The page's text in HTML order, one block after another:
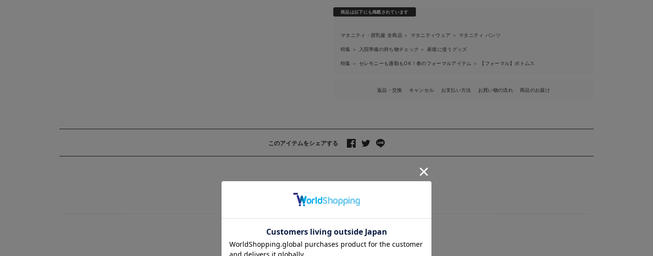
商品は以下にも掲載されています
マタニティ・授乳服 全商品 ＞ マタニティウェア ＞ マタニティ パンツ
特集 ＞ 入院準備の持ち物チェック ＞ 産後に使うグッズ
特集 ＞ セレモニーも通勤もOK！春のフォーマルアイテム ＞ 【フォーマル】ボトムス
返品・交換 キャンセル お支払い方法 お買い物の流れ 商品のお届け
このアイテムをシェアする >
レビュー
4.00 1件
お気に入り商品を確認する